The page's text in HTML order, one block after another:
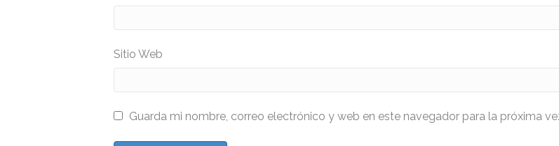
Sitio Web
Guarda mi nombre, correo electrónico y web en este navegador para la próxima